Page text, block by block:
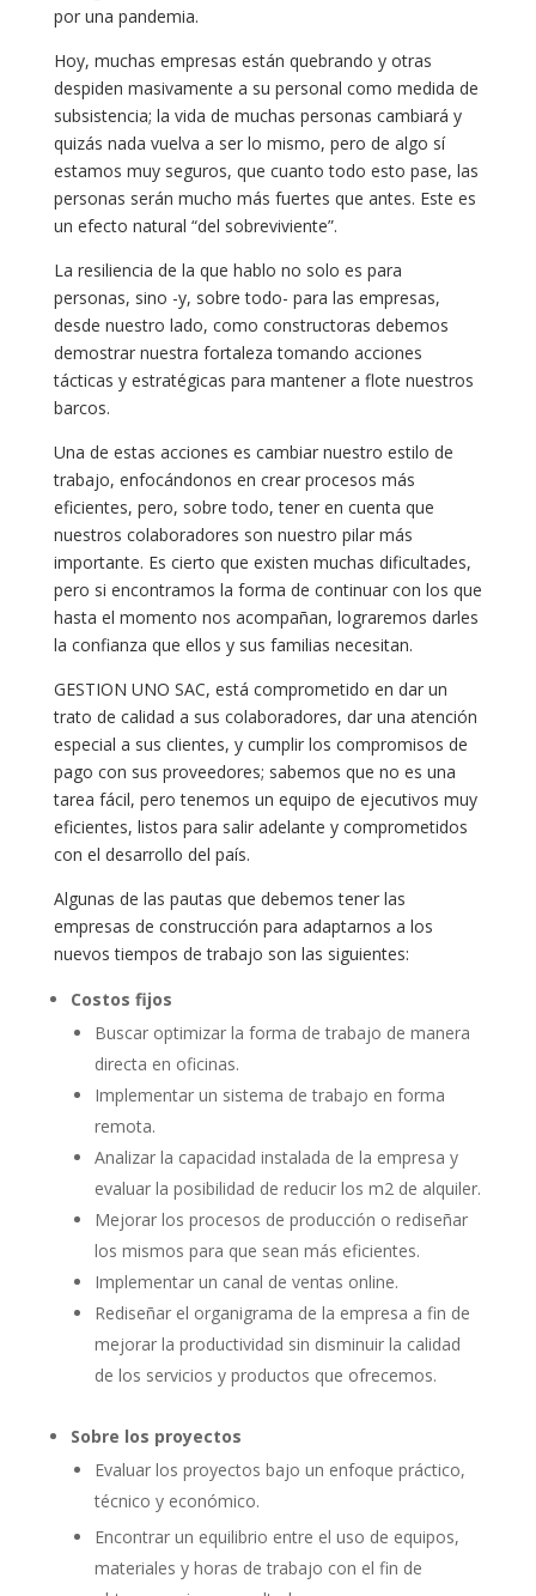
por una pandemia.
Hoy, muchas empresas están quebrando y otras
despiden masivamente a su personal como medida de
subsistencia; la vida de muchas personas cambiará y
quizás nada vuelva a ser lo mismo, pero de algo sí
estamos muy seguros, que cuanto todo esto pase, las
personas serán mucho más fuertes que antes. Este es
un efecto natural “del sobreviviente”.
La resiliencia de la que hablo no solo es para
personas, sino -y, sobre todo- para las empresas,
desde nuestro lado, como constructoras debemos
demostrar nuestra fortaleza tomando acciones
tácticas y estratégicas para mantener a flote nuestros
barcos.
Una de estas acciones es cambiar nuestro estilo de
trabajo, enfocándonos en crear procesos más
eficientes, pero, sobre todo, tener en cuenta que
nuestros colaboradores son nuestro pilar más
importante. Es cierto que existen muchas dificultades,
pero si encontramos la forma de continuar con los que
hasta el momento nos acompañan, lograremos darles
la confianza que ellos y sus familias necesitan.
GESTION UNO SAC, está comprometido en dar un
trato de calidad a sus colaboradores, dar una atención
especial a sus clientes, y cumplir los compromisos de
pago con sus proveedores; sabemos que no es una
tarea fácil, pero tenemos un equipo de ejecutivos muy
eficientes, listos para salir adelante y comprometidos
con el desarrollo del país.
Algunas de las pautas que debemos tener las
empresas de construcción para adaptarnos a los
nuevos tiempos de trabajo son las siguientes:
Costos fijos
Buscar optimizar la forma de trabajo de manera
directa en oficinas.
Implementar un sistema de trabajo en forma
remota.
Analizar la capacidad instalada de la empresa y
evaluar la posibilidad de reducir los m2 de alquiler.
Mejorar los procesos de producción o rediseñar
los mismos para que sean más eficientes.
Implementar un canal de ventas online.
Rediseñar el organigrama de la empresa a fin de
mejorar la productividad sin disminuir la calidad
de los servicios y productos que ofrecemos.
Sobre los proyectos
Evaluar los proyectos bajo un enfoque práctico,
técnico y económico.
Encontrar un equilibrio entre el uso de equipos,
materiales y horas de trabajo con el fin de